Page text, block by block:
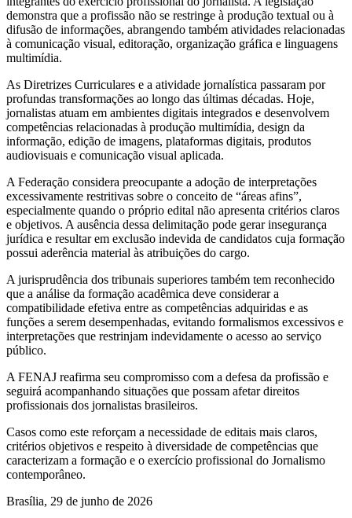
demonstra que a profissão não se restringe à produção textual ou à
difusão de informações, abrangendo também atividades relacionadas
à comunicação visual, editoração, organização gráfica e linguagens
multimídia.
As Diretrizes Curriculares e a atividade jornalística passaram por
profundas transformações ao longo das últimas décadas. Hoje,
jornalistas atuam em ambientes digitais integrados e desenvolvem
competências relacionadas à produção multimídia, design da
informação, edição de imagens, plataformas digitais, produtos
audiovisuais e comunicação visual aplicada.
A Federação considera preocupante a adoção de interpretações
excessivamente restritivas sobre o conceito de “áreas afins”,
especialmente quando o próprio edital não apresenta critérios claros
e objetivos. A ausência dessa delimitação pode gerar insegurança
jurídica e resultar em exclusão indevida de candidatos cuja formação
possui aderência material às atribuições do cargo.
A jurisprudência dos tribunais superiores também tem reconhecido
que a análise da formação acadêmica deve considerar a
compatibilidade efetiva entre as competências adquiridas e as
funções a serem desempenhadas, evitando formalismos excessivos e
interpretações que restrinjam indevidamente o acesso ao serviço
público.
A FENAJ reafirma seu compromisso com a defesa da profissão e
seguirá acompanhando situações que possam afetar direitos
profissionais dos jornalistas brasileiros.
Casos como este reforçam a necessidade de editais mais claros,
critérios objetivos e respeito à diversidade de competências que
caracterizam a formação e o exercício profissional do Jornalismo
contemporâneo.
Brasília, 29 de junho de 2026